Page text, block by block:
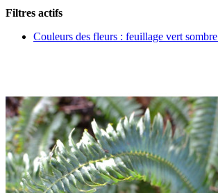
Filtres actifs
Couleurs des fleurs : feuillage vert sombre